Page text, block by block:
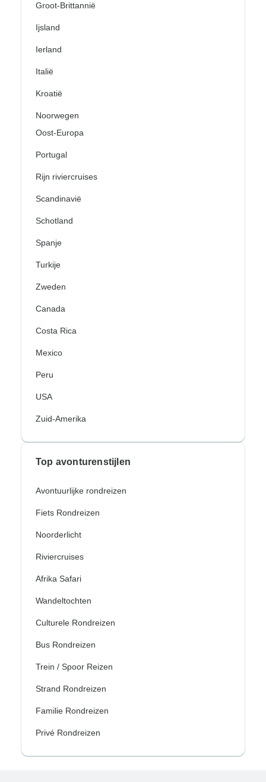
Groot-Brittannië
Ijsland
Ierland
Italië
Kroatië
Noorwegen
Oost-Europa
Portugal
Rijn riviercruises
Scandinavië
Schotland
Spanje
Turkije
Zweden
Canada
Costa Rica
Mexico
Peru
USA
Zuid-Amerika
Top avonturenstijlen
Avontuurlijke rondreizen
Fiets Rondreizen
Noorderlicht
Riviercruises
Afrika Safari
Wandeltochten
Culturele Rondreizen
Bus Rondreizen
Trein / Spoor Reizen
Strand Rondreizen
Familie Rondreizen
Privé Rondreizen